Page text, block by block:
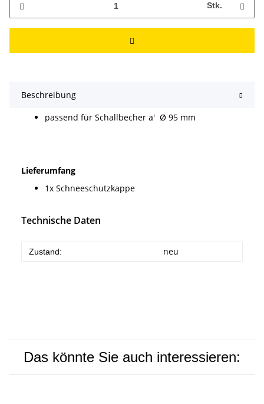
Stk.
Beschreibung
passend für Schallbecher a' Ø 95 mm
Lieferumfang
1x Schneeschutzkappe
Technische Daten
Zustand: neu
Das könnte Sie auch interessieren: